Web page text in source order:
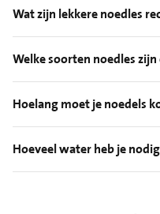
Wat zijn lekkere noedles
Welke soorten noedles zijn
Hoelang moet je noedels
Hoeveel water heb je